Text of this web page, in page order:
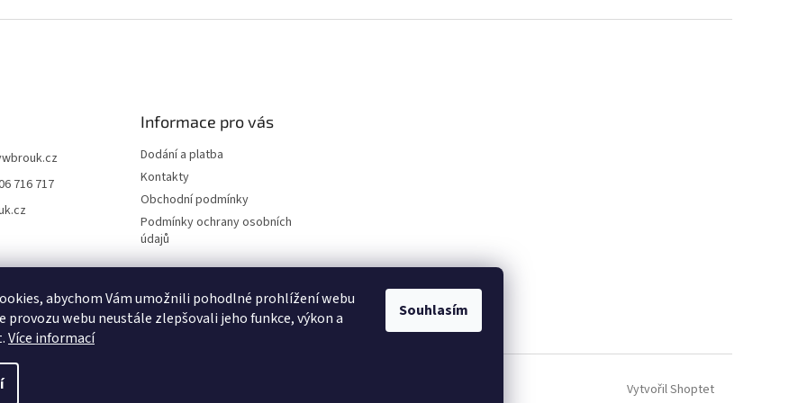
abychom Vám umožnili pohodlné prohlížení webu
provozu webu neustále zlepšovali jeho funkce, výkon a
Více informací
Souhlasím
716 717
Informace pro vás
Dodání a platba
Kontakty
Obchodní podmínky
Podmínky ochrany osobních
údajů
Vytvořil Shoptet